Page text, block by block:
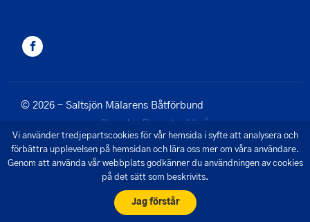
© 2026 - Saltsjön Mälarens Båtförbund
Skapad av Pigment webbyrå
Vi använder tredjepartscookies för vår hemsida i syfte att analysera och
förbättra upplevelsen på hemsidan och lära oss mer om våra användare.
Genom att använda vår webbplats godkänner du användningen av cookies
på det sätt som beskrivits.
Jag förstår